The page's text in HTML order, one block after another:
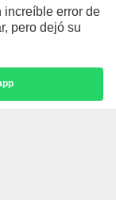
increíble error de
pero dejó su